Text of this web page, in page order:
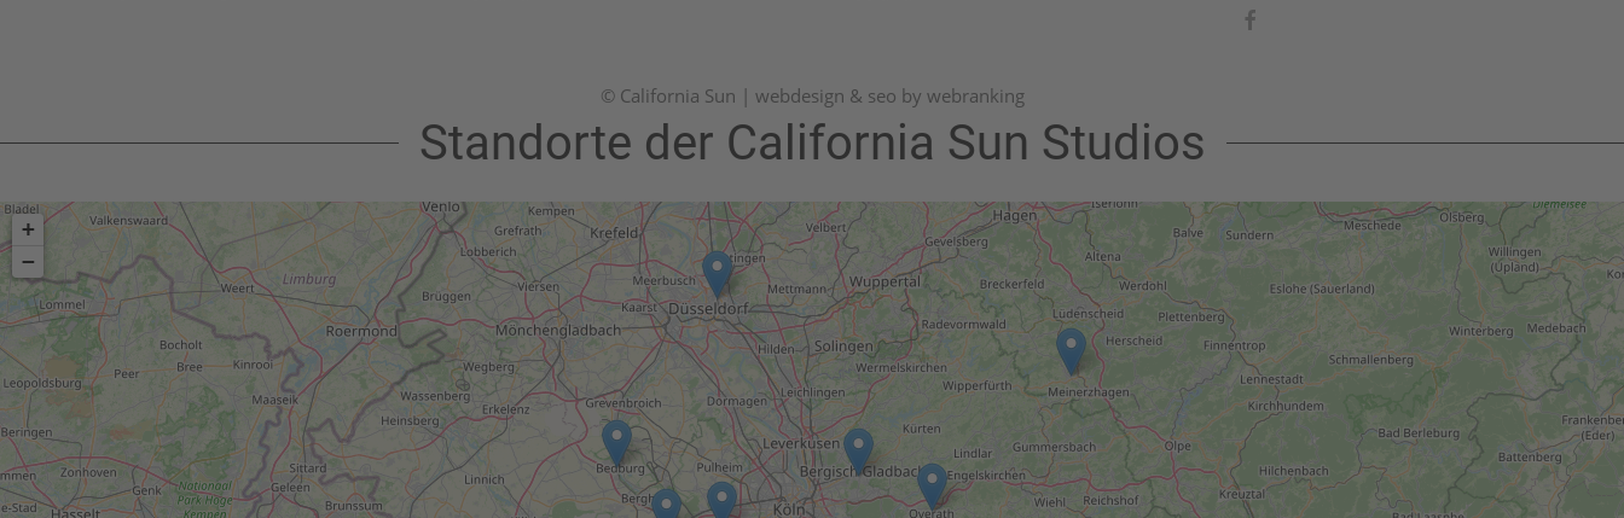
© California Sun | webdesign & seo by webranking
Standorte der California Sun Studios